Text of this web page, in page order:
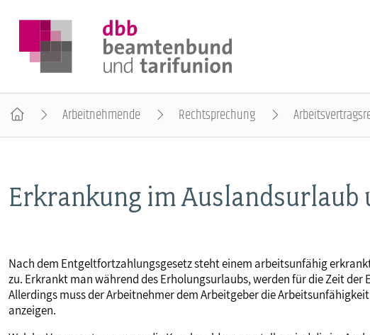
BEAMTINNEN & BEAMTE
POLITIK & POSITIONEN
Arbeitnehmende Rechtsprechung
Erkrankung im
Nach dem Entgeltfortzahlungsgesetz steht einem arbeitsunfähig
zu. Erkrankt man während des Erholungsurlaubs, werden für die Zeit
Allerdings muss der Arbeitnehmer dem Arbeitgeber die
anzeigen.